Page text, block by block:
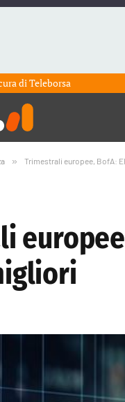
diTeleborsa
» Trimestrali europee, BofA: